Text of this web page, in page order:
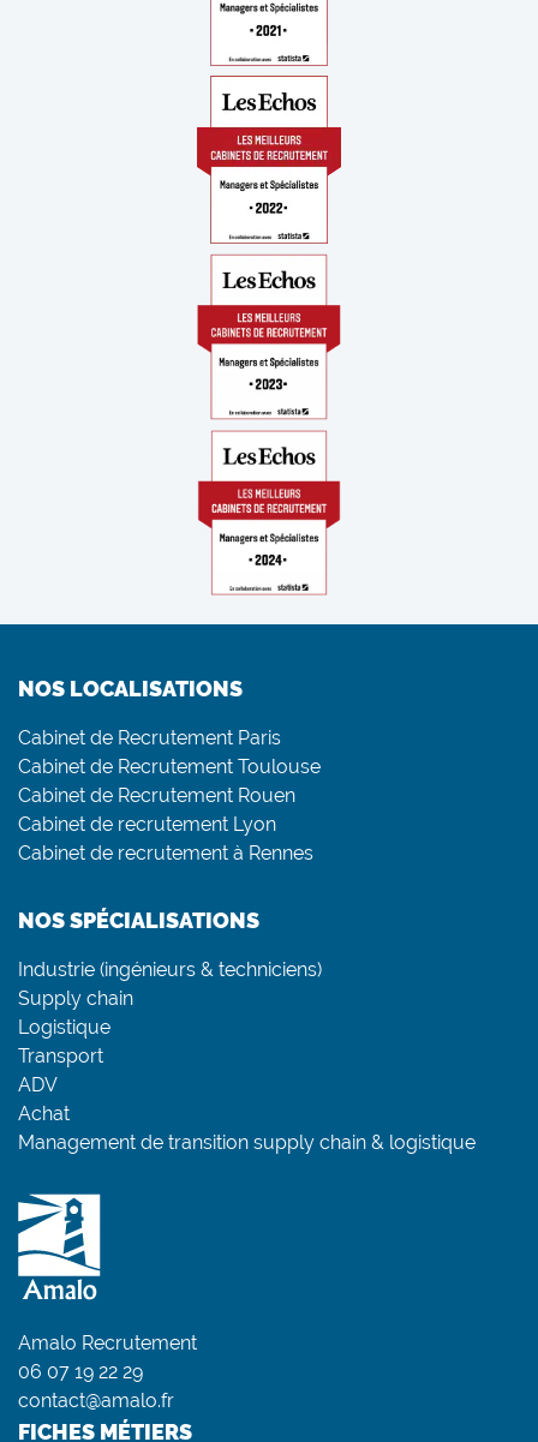
NOS LOCALISATIONS
Cabinet de Recrutement Paris
Cabinet de Recrutement Toulouse
Cabinet de Recrutement Rouen
Cabinet de recrutement Lyon
Cabinet de recrutement à Rennes
NOS SPÉCIALISATIONS
Industrie (ingénieurs & techniciens)
Supply chain
Logistique
Transport
ADV
Achat
Management de transition supply chain & logistique
Amalo Recrutement
06 07 19 22 29
contact@amalo.fr
FICHES MÉTIERS